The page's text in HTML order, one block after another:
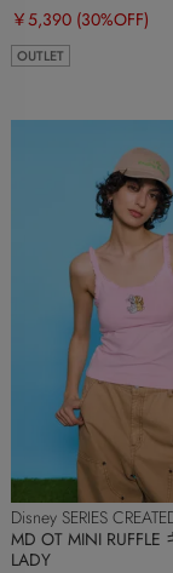
￥5,390 (30%OFF)
OUTLET
Disney SERIES
MD OT MINI
LADY